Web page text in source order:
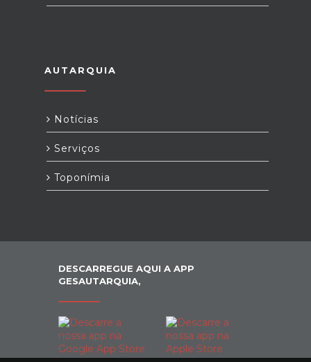
AUTARQUIA
Notícias
Serviços
Toponímia
DESCARREGUE AQUI A APP
GESAUTARQUIA,